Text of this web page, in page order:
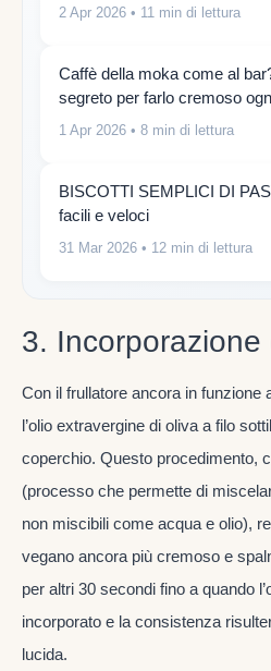
2 Apr 2026 • 11 min di lettura
Caffè della moka come al
segreto per farlo cremoso
1 Apr 2026 • 8 min di lettura
BISCOTTI SEMPLICI DI
facili e veloci
31 Mar 2026 • 12 min di lettura
3. Incorporazione
Con il frullatore ancora in funzione
l’olio extravergine di oliva a filo
coperchio. Questo procedimento,
(processo che permette di
non miscibili come acqua e olio),
vegano ancora più cremoso e
per altri 30 secondi fino a quando
incorporato e la consistenza
lucida.